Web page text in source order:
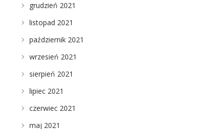
grudzień 2021
listopad 2021
październik 2021
wrzesień 2021
sierpień 2021
lipiec 2021
czerwiec 2021
maj 2021